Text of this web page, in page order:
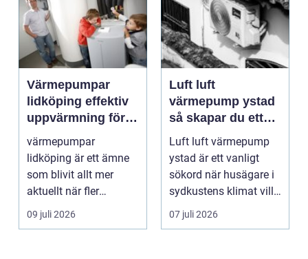
Värmepumpar
lidköping effektiv
uppvärmning för
hus och
fastigheter
värmepumpar
lidköping är ett ämne
som blivit allt mer
aktuellt när fler
fastighetsägare vill
kombine...
09 juli 2026
Luft luft
värmepump ystad
så skapar du ett
behagligt
inomhusklimat
Året om
Luft luft värmepump
ystad är ett vanligt
sökord när husägare i
sydkustens klimat vill
hitta ett smar...
07 juli 2026